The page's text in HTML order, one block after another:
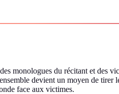
monologues du récitant et des
devient un moyen de
face aux victimes.